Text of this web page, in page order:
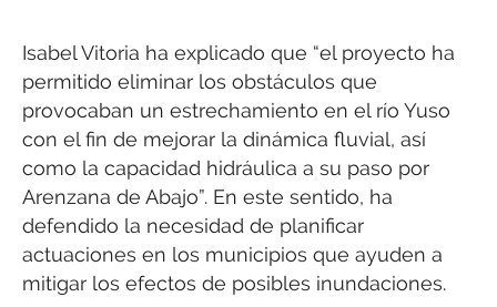
Isabel Vitoria ha explicado que “el proyecto ha
permitido eliminar los obstáculos que
provocaban un estrechamiento en el río Yuso
con el fin de mejorar la dinámica fluvial, así
como la capacidad hidráulica a su paso por
Arenzana de Abajo”. En este sentido, ha
defendido la necesidad de planificar
actuaciones en los municipios que ayuden a
mitigar los efectos de posibles inundaciones.